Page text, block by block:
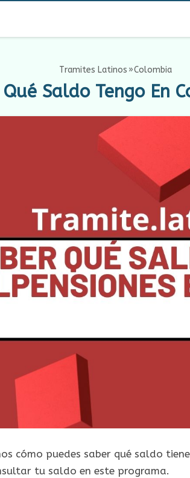
Tramites Latinos Colombia
Saldo Tengo En
cómo puedes saber qué saldo
tu saldo en este programa.